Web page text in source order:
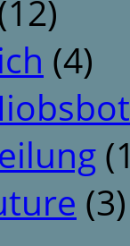
(4)
(3)